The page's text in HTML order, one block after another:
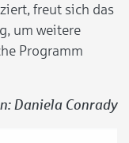
freut sich das
um weitere
Programm
Daniela Conrady